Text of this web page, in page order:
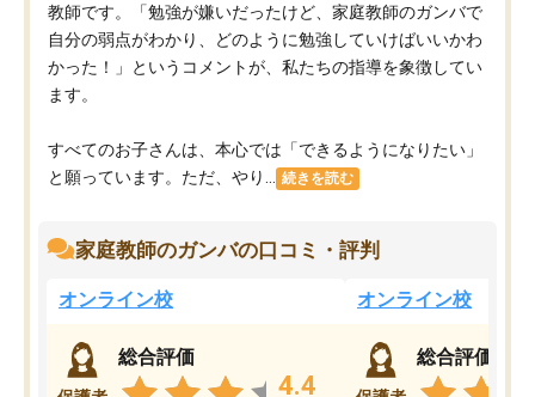
教師です。「勉強が嫌いだったけど、家庭教師のガンバで
自分の弱点がわかり、どのように勉強していけばいいかわ
かった！」というコメントが、私たちの指導を象徴してい
ます。
すべてのお子さんは、本心では「できるようになりたい」
と願っています。ただ、やり...
続きを読む
家庭教師のガンバの口コミ・評判
オンライン校
総合評価
4.4
オンライン校
総合評価